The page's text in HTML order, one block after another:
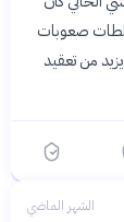
صعوبات
من تعقيد
الشهر الماضي